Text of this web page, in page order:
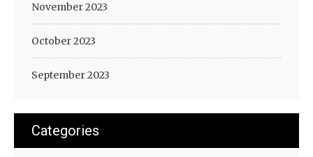
November 2023
October 2023
September 2023
Categories